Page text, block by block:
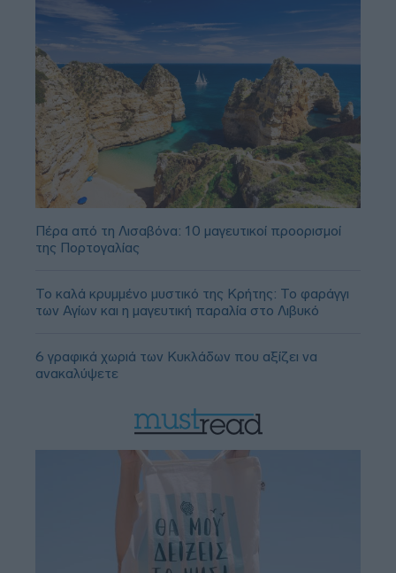
Πέρα από τη Λισαβόνα: 10 μαγευτικοί προορισμοί
της Πορτογαλίας
Το καλά κρυμμένο μυστικό της Κρήτης: Το φαράγγι
των Αγίων και η μαγευτική παραλία στο Λιβυκό
6 γραφικά χωριά των Κυκλάδων που αξίζει να
ανακαλύψετε